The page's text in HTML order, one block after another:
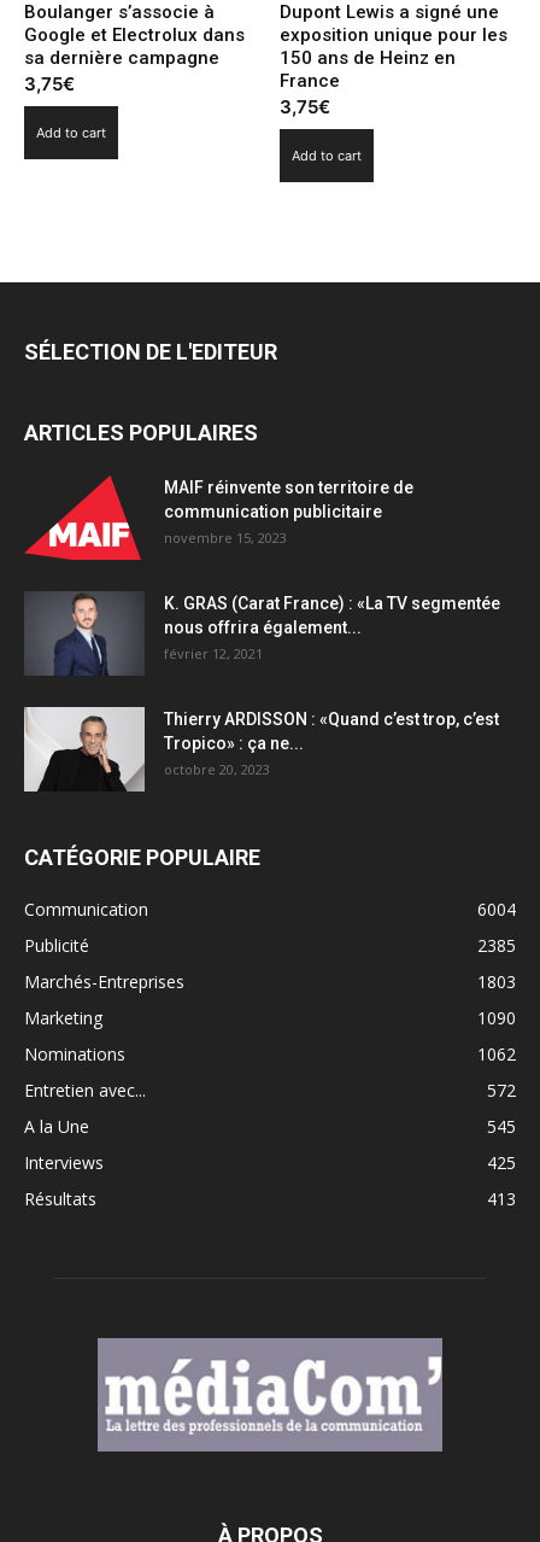
Boulanger s’associe à
Google et Electrolux dans
sa dernière campagne
3,75€
Add to cart
Dupont Lewis a signé une
exposition unique pour les
150 ans de Heinz en
France
3,75€
Add to cart
SÉLECTION DE L'EDITEUR
ARTICLES POPULAIRES
MAIF réinvente son territoire de
communication publicitaire
novembre 15, 2023
K. GRAS (Carat France) : «La TV segmentée
nous offrira également...
février 12, 2021
Thierry ARDISSON : «Quand c’est trop, c’est
Tropico» : ça ne...
octobre 20, 2023
CATÉGORIE POPULAIRE
Communication
6004
Publicité
2385
Marchés-Entreprises
1803
Marketing
1090
Nominations
1062
Entretien avec...
572
A la Une
545
Interviews
425
Résultats
413
À PROPOS